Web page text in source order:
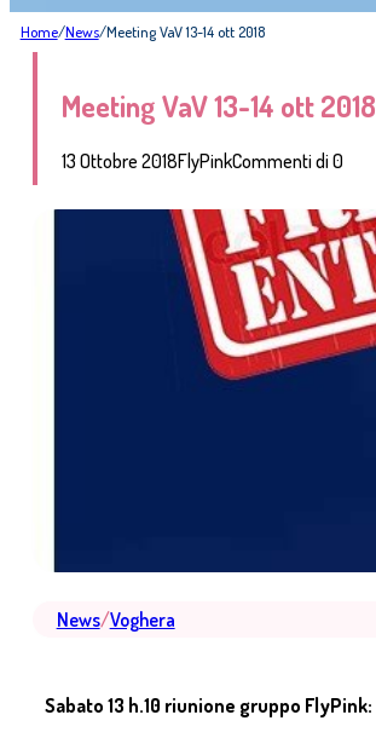
Home/News/Meeting VaV 13-14 ott 2018
Meeting VaV 13-14 ott 2018
13 Ottobre 2018FlyPinkCommenti di 0
News/Voghera
Sabato 13 h.10 riunione gruppo FlyPink: